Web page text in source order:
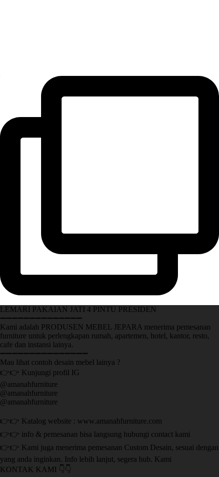
LEMARI PAKAIAN JATI 4 PINTU PRESIDEN
➖➖➖➖➖➖➖➖➖➖➖➖➖➖
Kami adalah PRODUSEN MEBEL JEPARA menerima pemesanan
furniture untuk perlengkapan rumah, apartemen, hotel, kantor, resto,
cafe dan instansi lainya.
➖➖➖➖➖➖➖➖➖➖➖➖➖➖➖
Mau lihat contoh desain mebel lainya ?
👉👉 Kunjungi profil IG
@amanahfurniture
@amanahfurniture
@amanahfurniture
👉👉 Katalog website : www.amanahfurniture.com
👉👉 info & pemesanan bisa langsung hubungi contact kami
👉👉 Kami juga menerima pemesanan Custom Desain, sesuai dengan
yang anda inginkan. Info lebih lanjut, segera hub. Kami
KONTAK KAMI 👇👇